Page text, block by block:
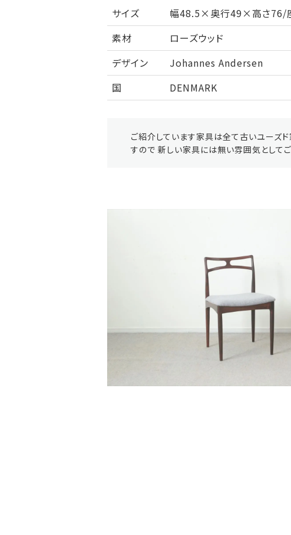
サイズ
幅48.5×奥行49×高さ76/座
素材
ローズウッド
デザイン
Johannes Andersen
国
DENMARK
ご紹介しています家具は全て古いユーズ
すので 新しい家具には無い雰囲気として